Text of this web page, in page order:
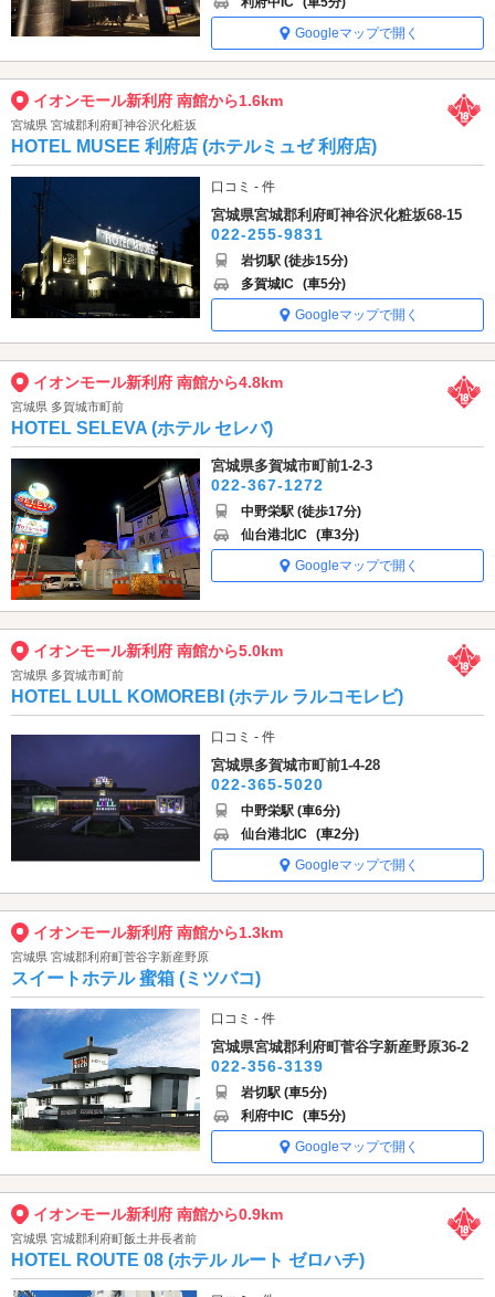
Googleマップで開く
イオンモール新利府 南館から1.6km
宮城県 宮城郡利府町神谷沢化粧坂
HOTEL MUSEE 利府店 (ホテルミュゼ 利府店)
口コミ - 件
宮城県宮城郡利府町神谷沢化粧坂68-15
022-255-9831
岩切駅 (徒歩15分)
多賀城IC (車5分)
Googleマップで開く
イオンモール新利府 南館から4.8km
宮城県 多賀城市町前
HOTEL SELEVA (ホテル セレバ)
宮城県多賀城市町前1-2-3
022-367-1272
中野栄駅 (徒歩17分)
仙台港北IC (車3分)
Googleマップで開く
イオンモール新利府 南館から5.0km
宮城県 多賀城市町前
HOTEL LULL KOMOREBI (ホテル ラルコモレビ)
口コミ - 件
宮城県多賀城市町前1-4-28
022-365-5020
中野栄駅 (車6分)
仙台港北IC (車2分)
Googleマップで開く
イオンモール新利府 南館から1.3km
宮城県 宮城郡利府町菅谷字新産野原
スイートホテル 蜜箱 (ミツバコ)
口コミ - 件
宮城県宮城郡利府町菅谷字新産野原36-2
022-356-3139
岩切駅 (車5分)
利府中IC (車5分)
Googleマップで開く
イオンモール新利府 南館から0.9km
宮城県 宮城郡利府町飯土井長者前
HOTEL ROUTE 08 (ホテル ルート ゼロハチ)